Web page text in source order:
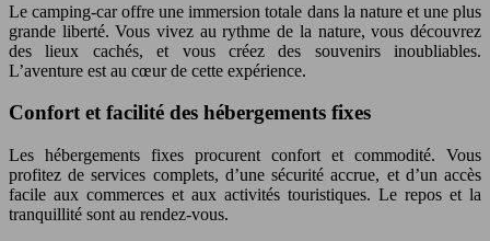
Le camping-car offre une immersion totale dans la nature et une plus
grande liberté. Vous vivez au rythme de la nature, vous découvrez
des lieux cachés, et vous créez des souvenirs inoubliables.
L’aventure est au cœur de cette expérience.
Confort et facilité des hébergements fixes
Les hébergements fixes procurent confort et commodité. Vous
profitez de services complets, d’une sécurité accrue, et d’un accès
facile aux commerces et aux activités touristiques. Le repos et la
tranquillité sont au rendez-vous.